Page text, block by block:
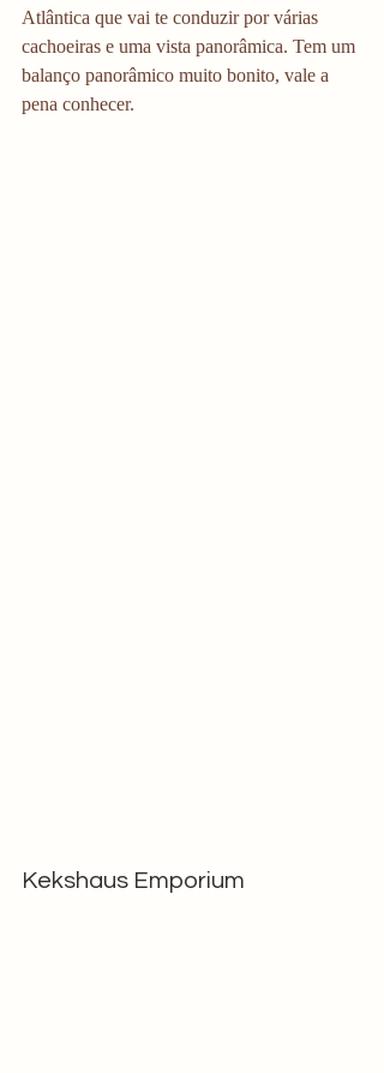
Atlântica que vai te conduzir por várias
cachoeiras e uma vista panorâmica. Tem um
balanço panorâmico muito bonito, vale a
pena conhecer.
Kekshaus Emporium